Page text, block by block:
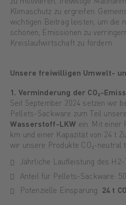
Klimaschutz zu ergreifen.
wichtigen Beitrag leisten, um die
schonen, Emissionen zu
Kreislaufwirtschaft zu fördern.
Unsere freiwilligen Umwelt-
1. Verminderung der CO₂-
Seit September 2024 setzen wir
Pellets-Sackware zum Teil
Wasserstoff-LKW ein. Mit einer
km und einer Kapazität von 24 t
wir unsere Produkte CO₂-neutral
Jährliche Laufleistung des
Anteil für Pellets-Sackware:
Potenzielle Einsparung: 24 t